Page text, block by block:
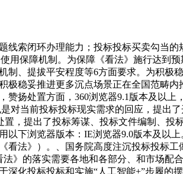
闭环办理能力；投标投标买卖勾当的
用保障机制。为保障《看法》施行达到
、提拔平安程度等6方面要求。为积
稳妥推进更多沉点场景正在全国范畴
扬处置方面，360浏览器9.1版本及以
对当前投标投标现实需求的回应，提出
，提出了投标筹谋、投标文件编制、
下浏览器版本：IE浏览器9.0版本及以
法》）。、国务院高度注沉投标投标
》的落实需要各地和各部分、和市场配
化投标投标和实施“人工智能+”步履的